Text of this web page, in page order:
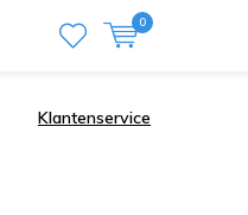
0
Klantenservice